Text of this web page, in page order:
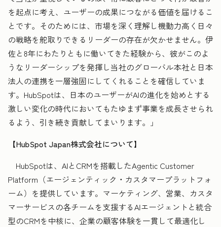
を起点に考え、ユーザーの成果につながる価値を届けるこ
とです。そのためには、市場を深く理解し機動力高く日々
の戦略を舵取りできるリーダーの存在が欠かせません。伊
佐と8年にわたりともに働いてきた経験から、彼がこのよ
うなリーダーシップを発揮し当社のグローバル本社と日本
法人の連携を一層強固にしてくれることを確信していま
す。HubSpotは、日本のユーザーがAIの進化を始めとする
激しい変化の時代においてもたゆまず事業を成長させられ
るよう、引き続き貢献してまいります。」
【HubSpot Japan株式会社について】
HubSpotは、AIとCRMを搭載したAgentic Customer
Platform（エージェンティック・カスタマープラットフォ
ーム）を提供しています。マーケティング、営業、カスタ
マーサービスの各チームを支援するAIエージェントと統合
型のCRMを中核に、企業の顧客体験を一貫して最適化し